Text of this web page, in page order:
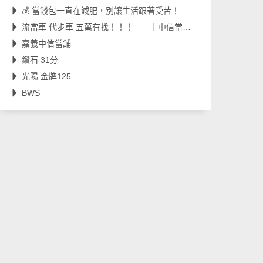
💰 當錢包一直在減肥，別讓生活跟著受苦！
流當車 代步車 五萬有找！！！ ｜中信當舖｜流當車｜代步車｜工地車｜嘉義當舖｜
嘉義中信當舖
鑽石 31分
光陽 金牌125
BWS